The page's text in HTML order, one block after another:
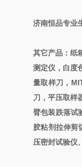
济南恒品专业
其它产品：纸
测定仪，白度
量取样刀，
刀，平压取样
臂包装跌落试
胶粘剂拉伸剪
压密封试验仪